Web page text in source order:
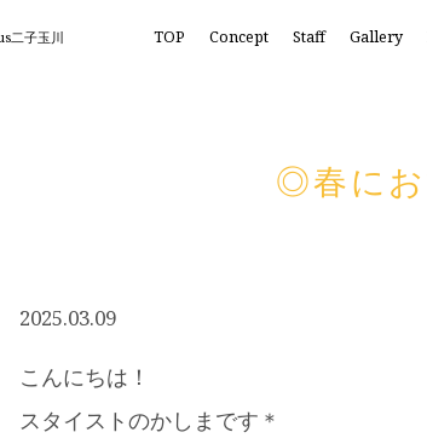
二子玉川 TOP Concept Staff Gallery
◎春に
2025.03.09
こんにちは！
スタイストのかしまです＊